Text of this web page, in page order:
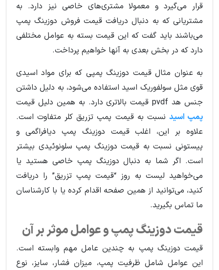
قرار می‌گیرد و معمولا مشتری‌های خاصی نیز دارد. به
مشتریانی که به دنبال دریافت قیمت فروش دوزینگ پمپ
می‌باشند باید گفت که این قیمت بسته به عوامل مختلفی
دارد که در بخش بعدی به آنها خواهیم پرداخت.
به عنوان مثال قیمت دوزینگ پمپی که برای مواد اسیدی
قوی مثل سولفوریک اسید استفاده می‌شود، به دلیل داشتن
جنس هد pvdf قیمت بالاتری دارد. به همین دلیل قیمت
پمپ اسید نسبت به قیمت پمپ تزریق کلر متفاوت است.
علاوه بر این، اغلب قیمت دوزینگ پمپ دیافراگمی و
پیستونی نسبت به قیمت دوزینگ پمپ سلونوئیدی بیشتر
است. اگر شما به دنبال دوزینگ پمپ خاصی هستید یا
می‌خواهید لیست به روز “قیمت پمپ تزریق” را دریافت
کنید، می‌توانید از همین صفحه اقدام کرده یا با کارشناسان
ما تماس بگیرید.
قیمت دوزینگ پمپ و عوامل موثر بر آن
قیمت دوزینگ پمپ به چندین عامل مهم وابسته است.
این عوامل شامل ظرفیت پمپ، میزان فشار، سایز، نوع